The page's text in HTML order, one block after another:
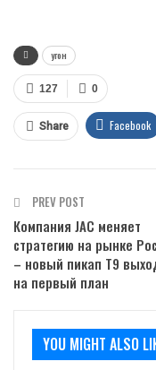
угон
0
127
Share Facebook
PREV POST
Компания JAC меняет
стратегию на рынке
– новый пикап T9
на первый план
YOU MIGHT ALSO